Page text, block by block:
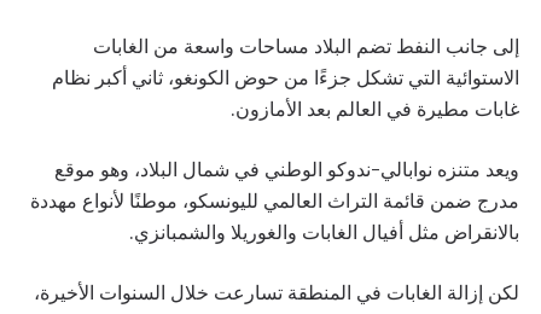
إلى جانب النفط تضم البلاد مساحات واسعة من الغابات
الاستوائية التي تشكل جزءًا من حوض الكونغو، ثاني أكبر نظام
غابات مطيرة في العالم بعد الأمازون.
ويعد متنزه نوابالي-ندوكو الوطني في شمال البلاد، وهو موقع
مدرج ضمن قائمة التراث العالمي لليونسكو، موطنًا لأنواع مهددة
بالانقراض مثل أفيال الغابات والغوريلا والشمبانزي.
لكن إزالة الغابات في المنطقة تسارعت خلال السنوات الأخيرة،